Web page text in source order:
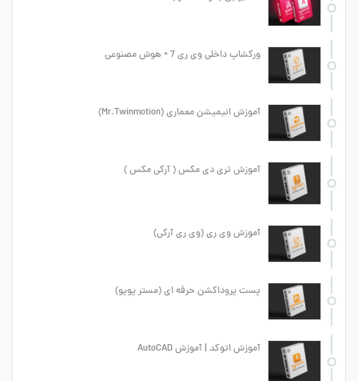
ورکشاپ داخلی وی ری 7 + هوش مصنوعی
آموزش انیمیشن معماری (Mr.Twinmotion)
آموزش تری دی مکس ( آرکی مکس )
آموزش وی ری (وی ری آرکی)
پست پروداکشن حرفه ای (مستر پوپو)
آموزش اتوکد | آموزش AutoCAD